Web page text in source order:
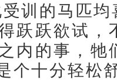
训的马匹
跃跃欲试，
内的事，牠
个十分轻松